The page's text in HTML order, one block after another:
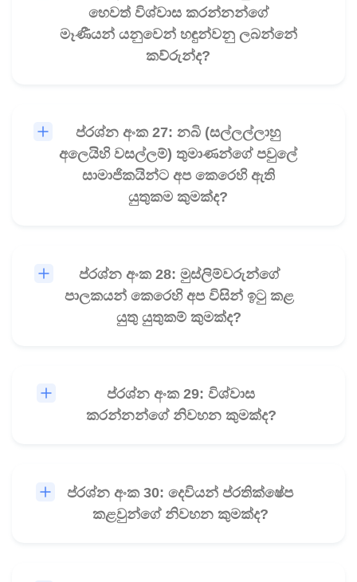
හෙවත් විශ්වාස කරන්නන්ගේ
මෑණීයන් යනුවෙන් හඳුන්වනු ලබන්නේ
කව්රුන්ද?
ප්රශ්න අංක 27: නබි (සල්ලල්ලාහු
අලෙයිහි වසල්ලම්) තුමාණන්ගේ පවුලේ
සාමාජිකයින්ට අප කෙරෙහි ඇති
යුතුකම කුමක්ද?
ප්රශ්න අංක 28: මුස්ලිම්වරුන්ගේ
පාලකයන් කෙරෙහි අප විසින් ඉටු කළ
යුතු යුතුකම් කුමක්ද?
ප්රශ්න අංක 29: විශ්වාස
කරන්නන්ගේ නිවහන කුමක්ද?
ප්රශ්න අංක 30: දෙවියන් ප්රතික්ෂේප
කළවුන්ගේ නිවහන කුමක්ද?